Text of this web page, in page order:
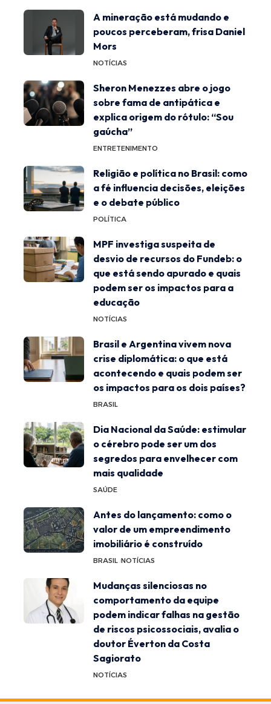
A mineração está mudando e
poucos perceberam, frisa Daniel
Mors
NOTÍCIAS
Sheron Menezzes abre o jogo
sobre fama de antipática e
explica origem do rótulo: “Sou
gaúcha”
ENTRETENIMENTO
Religião e política no Brasil: como
a fé influencia decisões, eleições
e o debate público
POLÍTICA
MPF investiga suspeita de
desvio de recursos do Fundeb: o
que está sendo apurado e quais
podem ser os impactos para a
educação
NOTÍCIAS
Brasil e Argentina vivem nova
crise diplomática: o que está
acontecendo e quais podem ser
os impactos para os dois países?
BRASIL
Dia Nacional da Saúde: estimular
o cérebro pode ser um dos
segredos para envelhecer com
mais qualidade
SAÚDE
Antes do lançamento: como o
valor de um empreendimento
imobiliário é construído
BRASIL NOTÍCIAS
Mudanças silenciosas no
comportamento da equipe
podem indicar falhas na gestão
de riscos psicossociais, avalia o
doutor Éverton da Costa
Sagiorato
NOTÍCIAS